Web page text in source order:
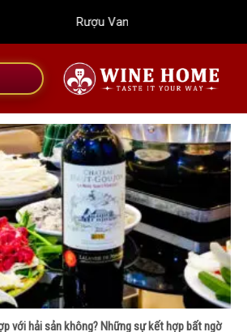
Rượu Vang Wine Home
với hải sản không? Những sự kết hợp bất ngờ